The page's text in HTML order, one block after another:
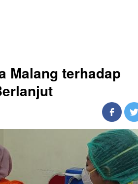
Malang terhadap